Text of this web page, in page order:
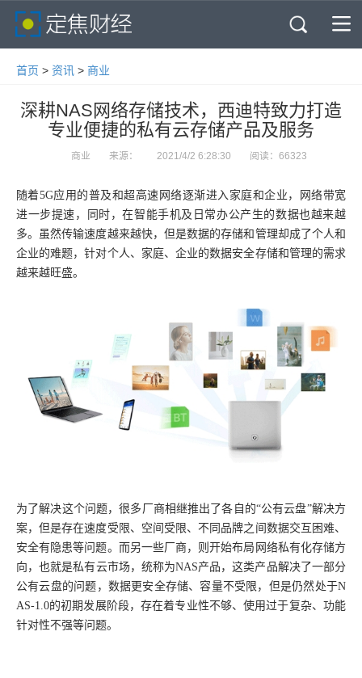
首页 快讯
商业 公司
首页 > 资讯 > 商业
深耕NAS网络存储技术，西迪特致力打造
专业便捷的私有云存储产品及服务
商业 来源： 2021/4/2 6:28:30 阅读：66323
随着5G应用的普及和超高速网络逐渐进入家庭和企业，网络带宽
进一步提速，同时，在智能手机及日常办公产生的数据也越来越
多。虽然传输速度越来越快，但是数据的存储和管理却成了个人和
企业的难题，针对个人、家庭、企业的数据安全存储和管理的需求
越来越旺盛。
为了解决这个问题，很多厂商相继推出了各自的“公有云盘”解决方
案，但是存在速度受限、空间受限、不同品牌之间数据交互困难、
安全有隐患等问题。而另一些厂商，则开始布局网络私有化存储方
向，也就是私有云市场，统称为NAS产品，这类产品解决了一部分
公有云盘的问题，数据更安全存储、容量不受限，但是仍然处于N
AS-1.0的初期发展阶段，存在着专业性不够、使用过于复杂、功能
针对性不强等问题。